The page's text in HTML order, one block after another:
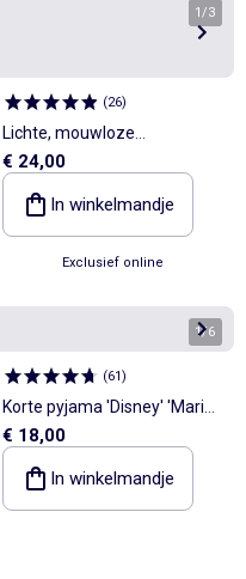
1 /3
(26)
Lichte, mouwloze
babyslaapzak van katoen
met Disney/Marie-print,
TOG-waarde 1
€ 24,00
In winkelmandje
Exclusief online
1/6
(61)
Korte pyjama 'Disney' 'Marie'
- 2-delig
€ 18,00
In winkelmandje